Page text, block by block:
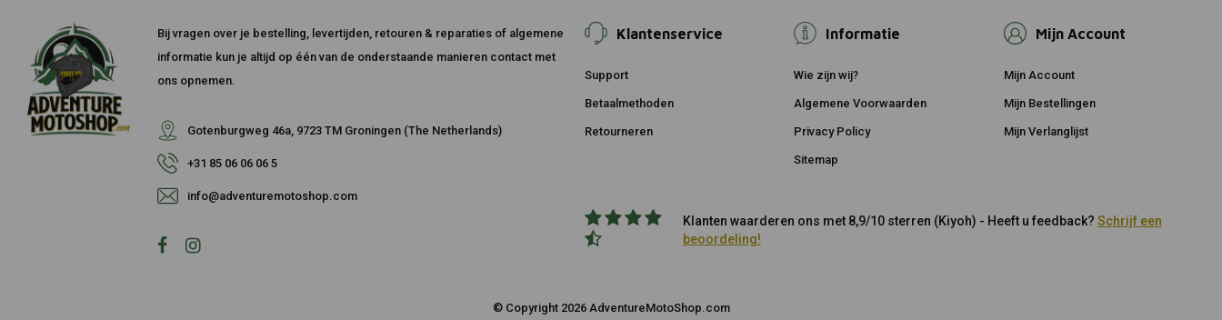
Bij vragen over je bestelling, levertijden, retouren & reparaties of algemene
informatie kun je altijd op één van de onderstaande manieren contact met
ons opnemen.
Gotenburgweg 46a, 9723 TM Groningen (The Netherlands)
+31 85 06 06 06 5
info@adventuremotoshop.com
Klantenservice
Support
Betaalmethoden
Retourneren
Informatie
Wie zijn wij?
Algemene Voorwaarden
Privacy Policy
Sitemap
Mijn Account
Mijn Account
Mijn Bestellingen
Mijn Verlanglijst
Klanten waarderen ons met 8,9/10 sterren (Kiyoh) - Heeft u feedback? Schrijf een
beoordeling!
© Copyright 2026 AdventureMotoShop.com